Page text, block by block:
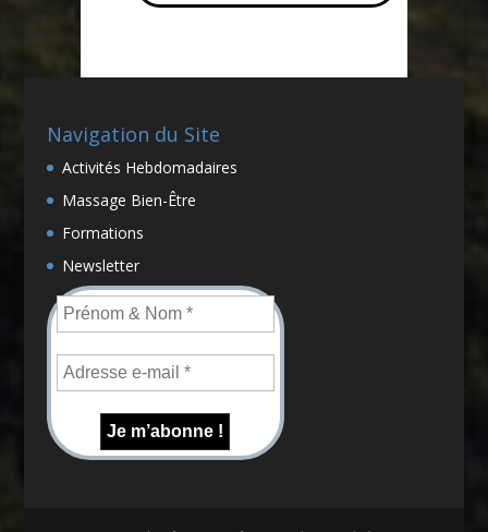
Navigation du Site
Activités Hebdomadaires
Massage Bien-Être
Formations
Newsletter